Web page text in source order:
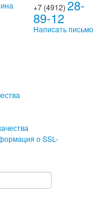
+7 (4912)28-
89-12
Написать письмо
о SSL-